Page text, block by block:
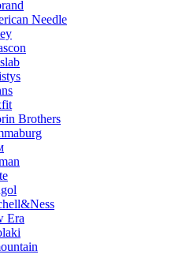
Needle
Brothers
Era